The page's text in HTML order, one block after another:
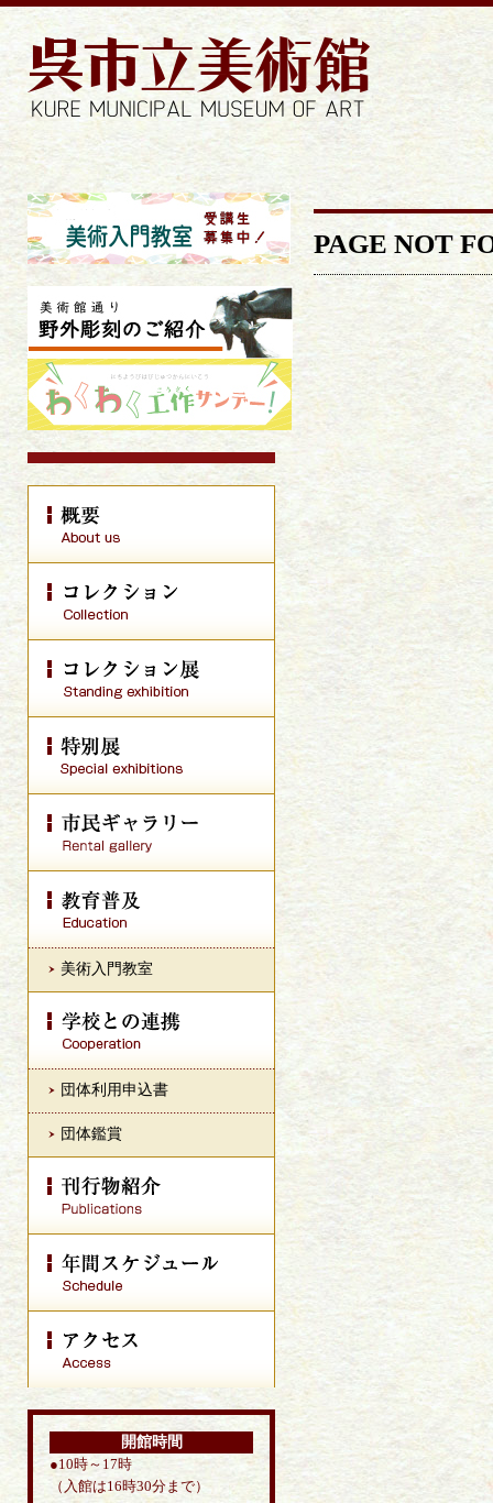
美術入門教室
団体利用申込書
団体鑑賞
開館時間
●10時～17時
（入館は16時30分まで）
PAGE NOT